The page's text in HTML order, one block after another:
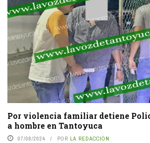
Por violencia familiar detiene
a hombre en Tantoyuca
07/08/2024 POR LA REDACCIÓN